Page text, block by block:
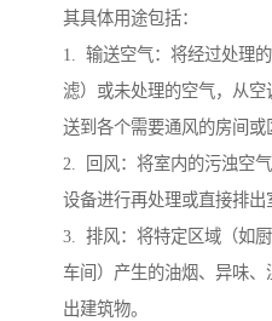
其具体用途包括：
1. 输送空气：将经过处理
滤）或未处理的空气，从
送到各个需要通风的房间或
2. 回风：将室内的污浊空
设备进行再处理或直接排出
3. 排风：将特定区域（如
车间）产生的油烟、异味
出建筑物。